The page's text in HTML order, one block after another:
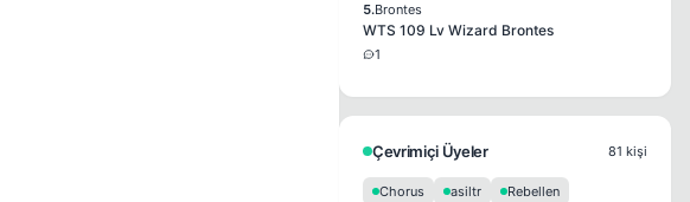
5.Brontes
WTS 109 Lv Wizard Brontes
1
Çevrimiçi Üyeler 81 kişi
Chorus asiltr
Rebellen